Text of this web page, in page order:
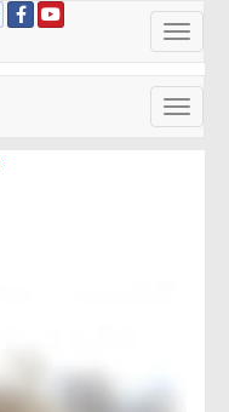
Toggle
Toggle